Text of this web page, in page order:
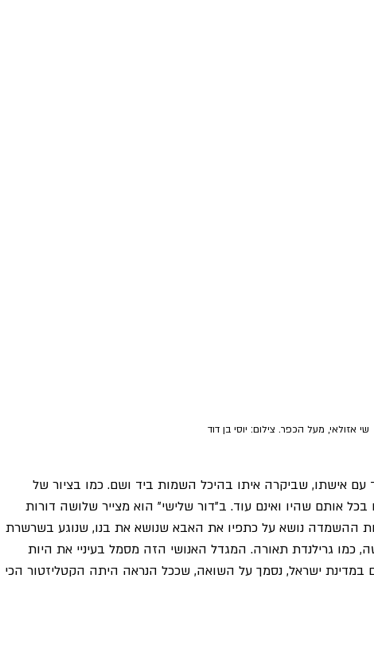
שי אזולאי, מעל הכפר. צילום: יוסי בן דוד
עם אישתו, שביקרה איתו בהיכל השמות ביד ושם. כמו בציור של
אותם שהיו ואינם עוד. ב"דור שלישי" הוא מצייר שלושה דורות
ההשמדה נושא על כתפיו את האבא שנושא את בנו, שנוגע בשרשרת
כמו גרילנדת תאורה. המגדל האנושי הזה מסמל בעיניי את היות
במדינת ישראל, נסמך על השואה, שככל הנראה היתה הקטליזטור הכי